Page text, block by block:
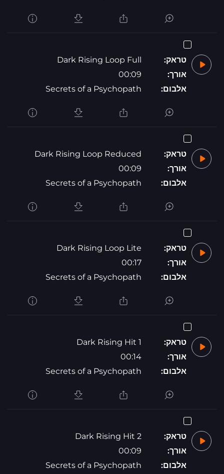
טראק:
Dark Rising Loop Full
אורך:
00:09
אלבום:
Secrets of a Psychopath
טראק:
Dark Rising Loop Reduced
אורך:
00:09
אלבום:
Secrets of a Psychopath
טראק:
Dark Rising Loop Lite
אורך:
00:17
אלבום:
Secrets of a Psychopath
טראק:
Dark Rising Hit 1
אורך:
00:14
אלבום:
Secrets of a Psychopath
טראק:
Dark Rising Hit 2
אורך:
00:09
אלבום:
Secrets of a Psychopath